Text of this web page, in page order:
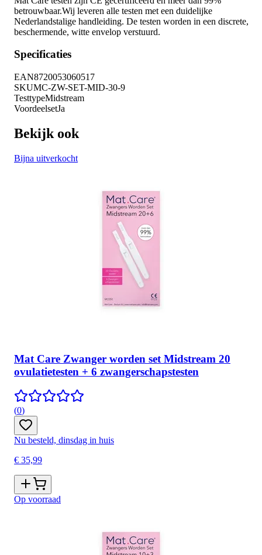
betrouwbaar.Wij leveren alle testen met een duidelijke
Nederlandstalige handleiding. De testen worden in een discrete,
beschermende, witte envelop verstuurd.
Specificaties
EAN8720053060517
SKUMC-ZW-SET-MID-30-9
TesttypeMidstream
VoordeelsetJa
Bekijk ook
Bijna uitverkocht
Mat Care Zwanger worden set Midstream 20
ovulatietesten + 6 zwangerschapstesten
(0)
Nu besteld, dinsdag in huis
€ 35,99
Op voorraad